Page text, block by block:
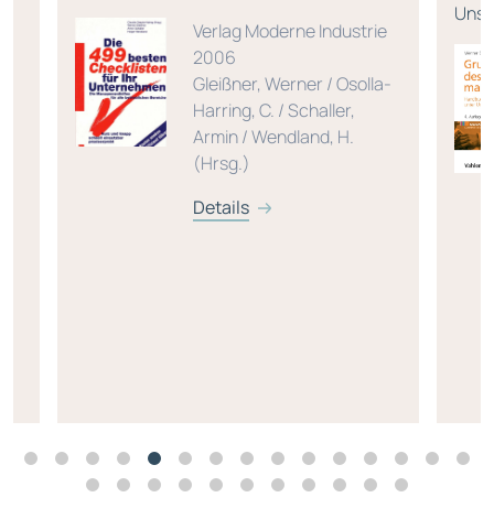
Verlag Moderne Industrie
2006
Gleißner, Werner / Osolla-
Harring, C. / Schaller,
Armin / Wendland, H.
(Hrsg.)
Details